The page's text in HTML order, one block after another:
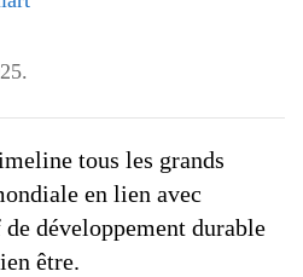
.
tous les grands
en lien avec
développement durable
être.